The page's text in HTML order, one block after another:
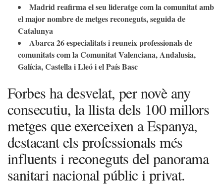
Madrid reafirma el seu lideratge com la comunitat amb
el major nombre de metges reconeguts, seguida de
Catalunya
Abarca 26 especialitats i reuneix professionals de
comunitats com la Comunitat Valenciana, Andalusia,
Galícia, Castella i Lleó i el País Basc
Forbes ha desvelat, per novè any
consecutiu, la llista dels 100 millors
metges que exerceixen a Espanya,
destacant els professionals més
influents i reconeguts del panorama
sanitari nacional públic i privat.